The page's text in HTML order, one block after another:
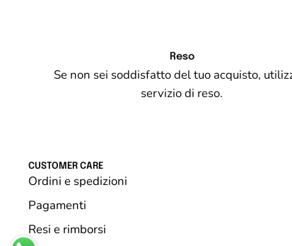
Reso
Se non sei soddisfatto del tuo acquisto,
servizio di reso.
CUSTOMER CARE
Ordini e spedizioni
Pagamenti
Resi e rimborsi